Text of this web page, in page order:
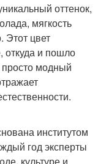
оттенок,
мягкость
Этот цвет
откуда и пошло
просто модный
институтом
год эксперты
культуре и